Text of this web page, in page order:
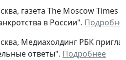
газета The Moscow
в России".
Медиахолдинг РБК
ответы". Подробнее